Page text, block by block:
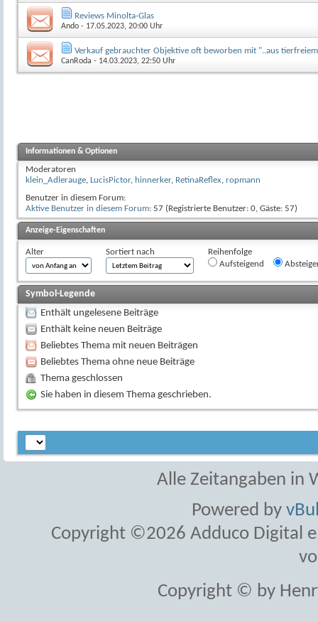
Reviews Minolta-Glas
Ando - 17.05.2023, 20:00 Uhr
Verkauf gebrauchter Objektive oft beworben mit "..aus
CanRoda - 14.03.2023, 22:50 Uhr
Informationen & Optionen
Moderatoren
klein_Adlerauge, LucisPictor, hinnerker, RetinaReflex, ropmann
Benutzer in diesem Forum:
Aktive Benutzer in diesem Forum: 57 (Registrierte Benutzer: 0, Gäste: 57)
Anzeige-Eigenschaften
Alter Sortiert nach
Reihenfolge
Aufsteigend
Symbol-Legende
Enthält ungelesene Beiträge
Enthält keine neuen Beiträge
Beliebtes Thema mit neuen Beiträgen
Beliebtes Thema ohne neue Beiträge
Thema geschlossen
Sie haben in diesem Thema geschrieben.
Alle Zeitangaben in
Powered by
Copyright ©2026 Adduco Digital
Copyright © by